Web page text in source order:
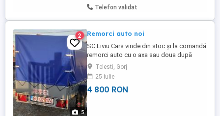
Telefon validat
5
2 Remorci auto noi
SC.Liviu Cars vinde din stoc și la comandă
remorci auto cu o axa sau doua după
preferințe cât și accesorii pentru acestea.
-Oferim factura și toate documentele
pregătite pentru înmatriculare. -nr.rosu
provizoriu -garanție 24 luni -carte RAR
Telesti, Gorj
25 iulie
4 800 RON